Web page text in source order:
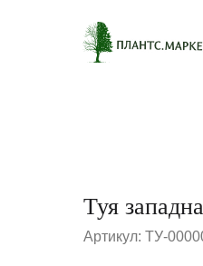
Туя
Артикул: ТУ-